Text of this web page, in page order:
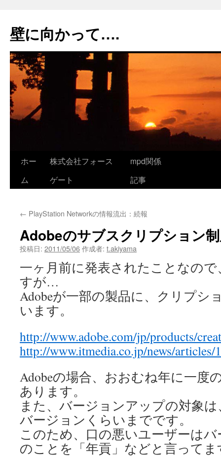
テ
ン
へ
ス
キ
ッ
プ
壁に向かって….
ホー
ム
株式会社フォース
ゲート
mpd関係
記事
← PlayStation Networkの情報流出：続報
Adobeのサブスクリプション
投稿日: 2011/05/06作成者: t.akiyama
一ヶ月前に発表されたことなの
すが…
Adobeが一部の製品に、クリプシ
います。
http://www.adobe.com/jp/products/
http://www.itmedia.co.jp/news/articles/
Adobeの場合、おおむね年に一度
あります。
また、バージョンアップの対象
バージョンくらいまでです。
このため、口の悪いユーザーは
のことを「年貢」などと言ってま